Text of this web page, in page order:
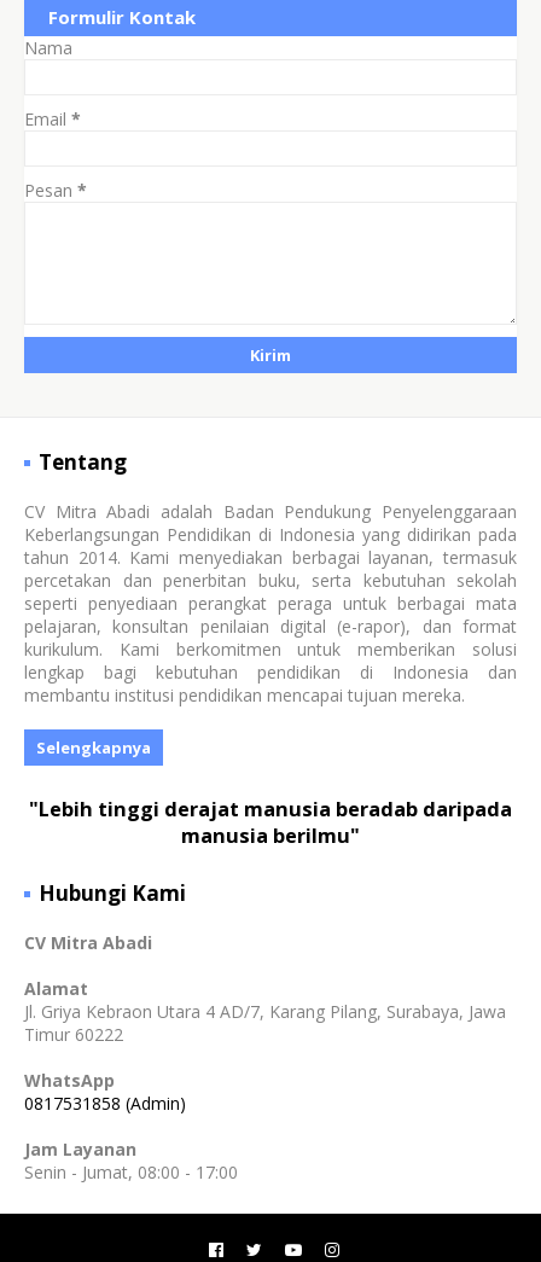
Formulir Kontak
Nama
Email *
Pesan *
Tentang
CV Mitra Abadi adalah Badan Pendukung Penyelenggaraan
Keberlangsungan Pendidikan di Indonesia yang didirikan pada
tahun 2014. Kami menyediakan berbagai layanan, termasuk
percetakan dan penerbitan buku, serta kebutuhan sekolah
seperti penyediaan perangkat peraga untuk berbagai mata
pelajaran, konsultan penilaian digital (e-rapor), dan format
kurikulum. Kami berkomitmen untuk memberikan solusi
lengkap bagi kebutuhan pendidikan di Indonesia dan
membantu institusi pendidikan mencapai tujuan mereka.
Selengkapnya
"Lebih tinggi derajat manusia beradab daripada
manusia berilmu"
Hubungi Kami
CV Mitra Abadi
Alamat
Jl. Griya Kebraon Utara 4 AD/7, Karang Pilang, Surabaya, Jawa
Timur 60222
WhatsApp
0817531858 (Admin)
Jam Layanan
Senin - Jumat, 08:00 - 17:00